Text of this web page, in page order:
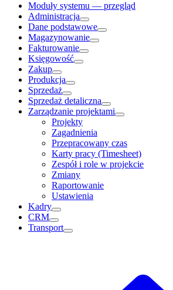
Moduły systemu — przegląd
Administracja
Dane podstawowe
Magazynowanie
Fakturowanie
Księgowość
Zakup
Produkcja
Sprzedaż
Sprzedaż detaliczna
Zarządzanie projektami
Projekty
Zagadnienia
Przepracowany czas
Karty pracy (Timesheet)
Zespół i role w projekcie
Zmiany
Raportowanie
Ustawienia
Kadry
CRM
Transport